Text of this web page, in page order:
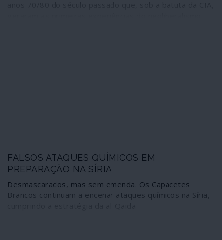
FALSOS ATAQUES QUÍMICOS EM
PREPARAÇÃO NA SÍRIA
Desmascarados, mas sem emenda. Os Capacetes
Brancos continuam a encenar ataques químicos na Síria,